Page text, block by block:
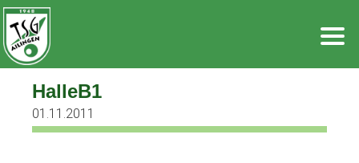
Zum
Inhalt
springen
HalleB1
01.11.2011